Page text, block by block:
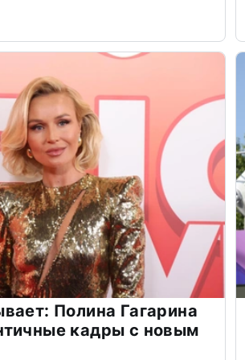
Полина Гагарина
кадры с новым